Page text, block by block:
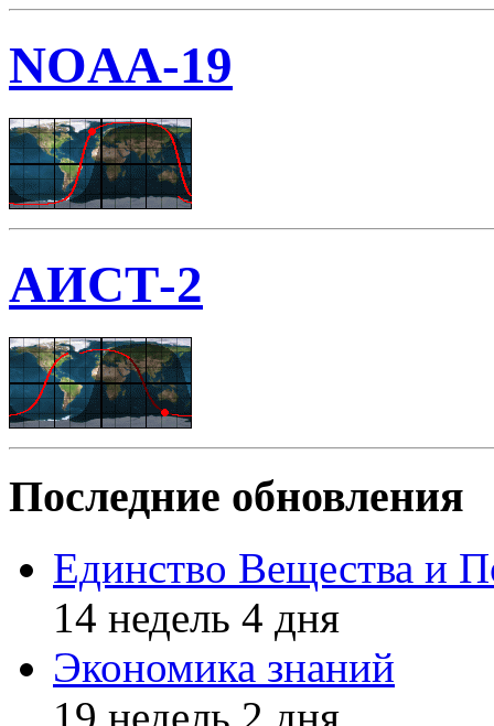
NOAA-19
АИСТ-2
Последние обновления
Единство Вещества и
14 недель 4 дня
Экономика знаний
19 недель 2 дня